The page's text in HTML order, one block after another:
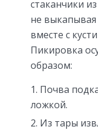
стаканчики
не выкапывая
вместе с
Пикировка
образом:
Почва
ложкой.
Из тары